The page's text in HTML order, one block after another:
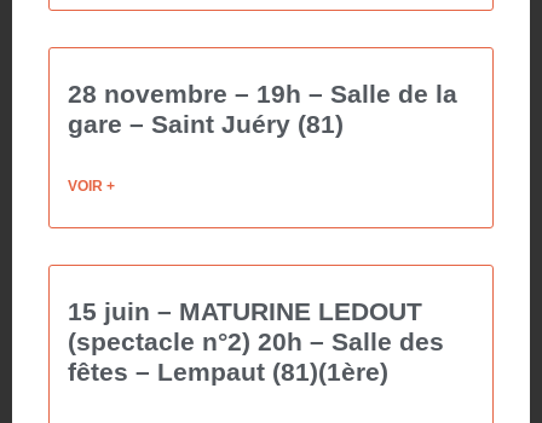
28 novembre – 19h – Salle de la
gare – Saint Juéry (81)
VOIR +
15 juin – MATURINE LEDOUT
(spectacle n°2) 20h – Salle des
fêtes – Lempaut (81)(1ère)